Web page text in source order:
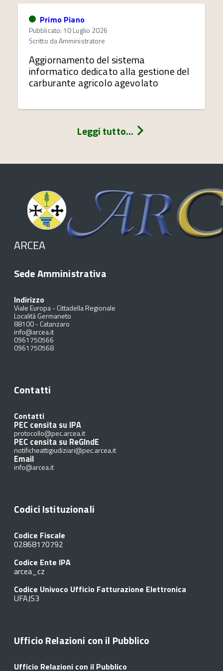
Primo Piano
Pubblicato: 10 Luglio 2026
Scritto daAmministratore
Aggiornamento del sistema
informatico dedicato alla gestione del
carburante agricolo agevolato
Leggi tutto...
ARCEA
Sede Amministrativa
Indirizzo
Viale Europa - Cittadella Regionale
Località Germaneto
88100-Catanzaro
info@arcea.it
0961750566
0961750568
Contatti
Contatti
PEC censita su IPA
protocollo@pec.arcea.it
PEC censita su ReGIndE
notificheattigiudiziari@pec.arcea.it
Email
info@arcea.it
Codici Istituzionali
Codice Fiscale
02868170792
Codice Ente IPA
arcea_cz
Codice Univoco Ufficio Fatturazione Elettronica
UFAJS3
Ufficio Relazioni con il Pubblico
Ufficio Relazioni con il Pubblico